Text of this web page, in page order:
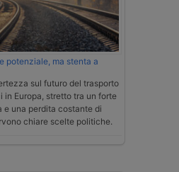
potenziale, ma stenta a
sul futuro del trasporto
in Europa, stretto tra un forte
e una perdita costante di
chiare scelte politiche.